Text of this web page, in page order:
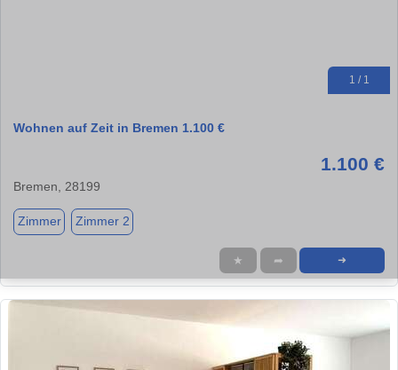
1 / 1
Wohnen auf Zeit in Bremen 1.100 €
1.100 €
Bremen, 28199
Zimmer Zimmer 2
★ ➦ ➜